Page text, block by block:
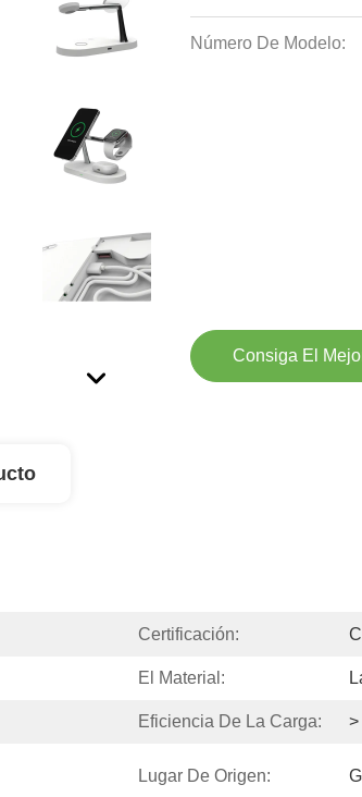
Número De Modelo:
Consiga El
Certificación:
El Material:
Eficiencia De La Carga: >
Lugar De Origen: